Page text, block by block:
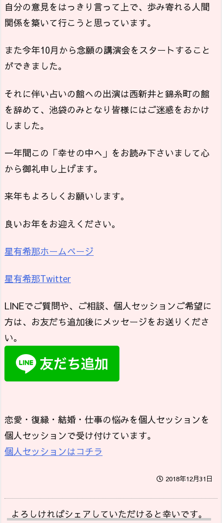
自分の意見をはっきり言って上で、歩み寄れる人間
関係を築いて行こうと思っています。
また今年10月から念願の講演会をスタートすること
ができました。
それに伴い占いの館への出演は西新井と錦糸町の館
を辞めて、池袋のみとなり皆様にはご迷惑をおかけ
しました。
一年間この「幸せの中へ」をお読み下さいまして心
から御礼申し上げます。
来年もよろしくお願いします。
良いお年をお迎えください。
星有希那ホームページ
星有希那Twitter
LINEでご質問や、ご相談、個人セッションご希望に
方は、お友だち追加後にメッセージをお送りくださ
い。
恋愛・復縁・結婚・仕事の悩みを個人セッションを
個人セッションで受け付けています。
個人セッションはコチラ
2018年12月31日
よろしければシェアしていただけると幸いです。